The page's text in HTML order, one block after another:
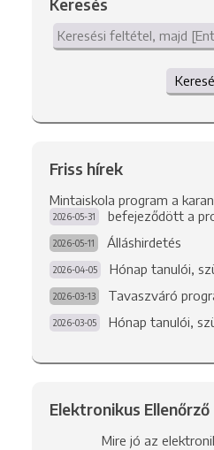
Keresés
Friss hírek
Mintaiskola program a
befejeződött a
2026-05-31
Álláshirdetés
2026-05-11
Hónap tanulói,
2026-04-05
Tavaszváró
2026-03-13
Hónap tanulói,
2026-03-05
Elektronikus Ellenőrző
Mire jó az